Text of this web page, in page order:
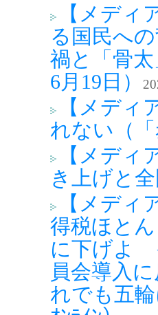
【メデ
る国民へ
禍と「骨
6月19日）
【メディ
れない（
【メデ
き上げと
【メデ
得税ほと
に下げよ
員会導入
れでも五